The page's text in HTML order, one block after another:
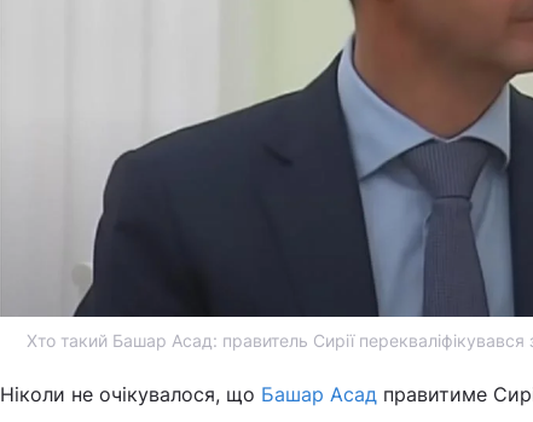
Хто такий Башар Асад: правитель Сирії
Ніколи не очікувалося, що Башар Асад правитиме